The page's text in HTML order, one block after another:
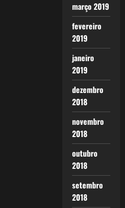
março 2019
fevereiro
2019
janeiro
2019
dezembro
2018
novembro
2018
outubro
2018
setembro
2018